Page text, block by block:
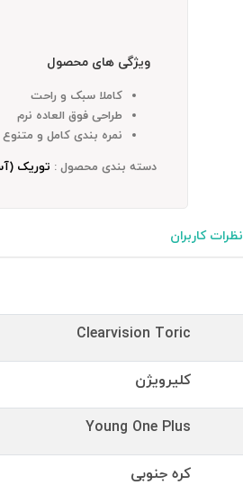
ویژگی های محصول
کاملا سبک و راحت
طراحی فوق العاده نرم
نمره بندی کامل و متنوع
دسته بندی محصول : توریک
نظرات کاربران
Clearvision Toric
کلیرویژن
Young One Plus
کره جنوبی